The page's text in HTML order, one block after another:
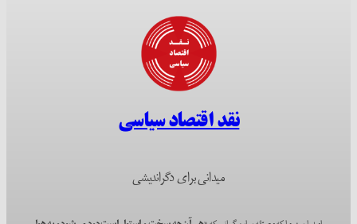
نقد اقتصاد سیاسی
میدانی برای دگراندیشی